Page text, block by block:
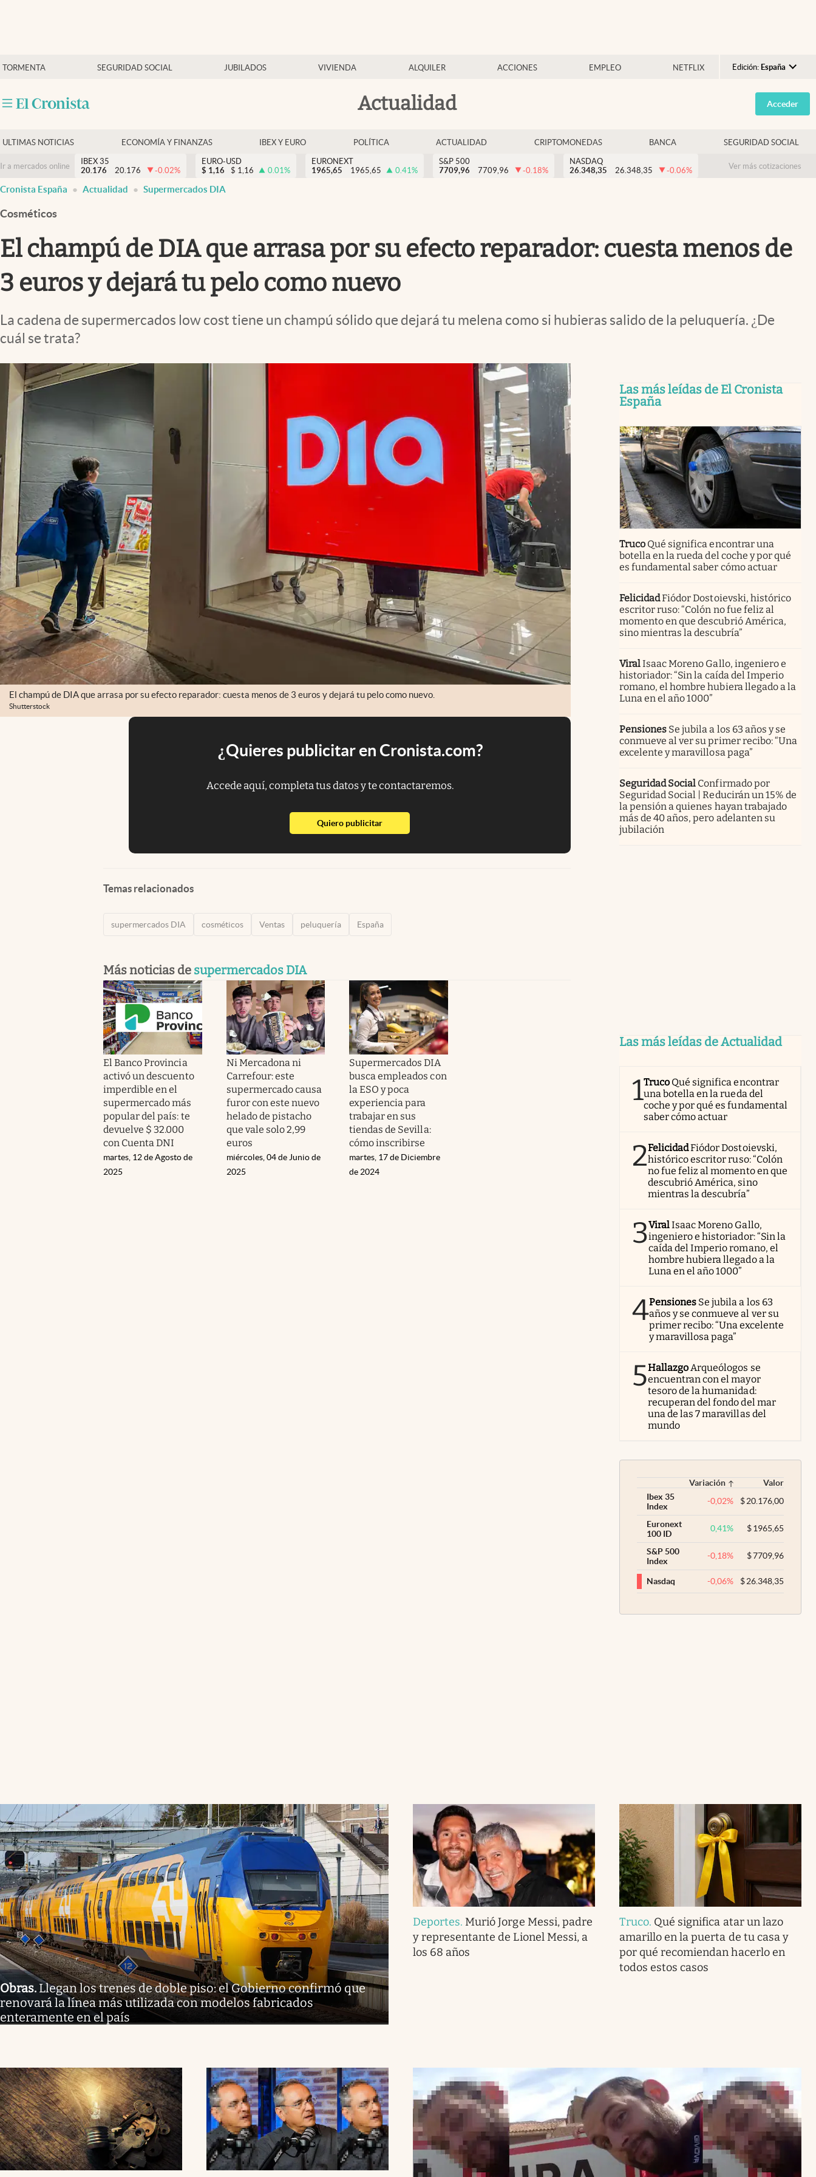
TORMENTA SEGURIDAD SOCIAL JUBILADOS VIVIENDA ALQUILER ACCIONES EMPLEO NETFLIX Edición: España
Argentina
España
USA
Colombia
Actualidad
Economía y finanzas
Criptomonedas
Acceder
ULTIMAS NOTICIAS ECONOMÍA Y FINANZAS IBEX Y EURO POLÍTICA ACTUALIDAD CRIPTOMONEDAS BANCA SEGURIDAD SOCIAL
Ir a mercados online
IBEX 35
20.176
20.176 -0.02%
EURO-USD
$ 1,16 $ 1,16 0.01%
EURONEXT
1965,65
1965,65 0.41%
S&P 500
7709,96
7709,96 -0.18%
NASDAQ
26.348,35
26.348,35 -0.06% Ver más cotizaciones
Cronista España Actualidad Supermercados DIA
Cosméticos
El champú de DIA que arrasa por su efecto reparador: cuesta menos de
3 euros y dejará tu pelo como nuevo
La cadena de supermercados low cost tiene un champú sólido que dejará tu melena como si hubieras salido de la peluquería. ¿De
cuál se trata?
El champú de DIA que arrasa por su efecto reparador: cuesta menos de 3 euros y dejará tu pelo como nuevo.
Shutterstock
¿Quieres publicitar en Cronista.com?
Accede aquí, completa tus datos y te contactaremos.
Quiero publicitarabre en nueva pestaña
Temas relacionados
supermercados DIA cosméticos Ventas peluquería España
Más noticias de supermercados DIA
El Banco Provincia
activó un descuento
imperdible en el
supermercado más
popular del país: te
devuelve $ 32.000
con Cuenta DNI
martes, 12 de Agosto de
2025
Ni Mercadona ni
Carrefour: este
supermercado causa
furor con este nuevo
helado de pistacho
que vale solo 2,99
euros
miércoles, 04 de Junio de
2025
Supermercados DIA
busca empleados con
la ESO y poca
experiencia para
trabajar en sus
tiendas de Sevilla:
cómo inscribirse
martes, 17 de Diciembre
de 2024
Las más leídas de El Cronista
España
Truco Qué significa encontrar una
botella en la rueda del coche y por qué
es fundamental saber cómo actuar
FelicidadFiódor Dostoievski, histórico
escritor ruso: “Colón no fue feliz al
momento en que descubrió América,
sino mientras la descubría”
ViralIsaac Moreno Gallo, ingeniero e
historiador: “Sin la caída del Imperio
romano, el hombre hubiera llegado a la
Luna en el año 1000”
Pensiones Se jubila a los 63 años y se
conmueve al ver su primer recibo: “Una
excelente y maravillosa paga”
Seguridad Social Confirmado por
Seguridad Social | Reducirán un 15% de
la pensión a quienes hayan trabajado
más de 40 años, pero adelanten su
jubilación
Las más leídas de Actualidad
1Truco Qué significa encontrar
una botella en la rueda del
coche y por qué es fundamental
saber cómo actuar
2FelicidadFiódor Dostoievski,
histórico escritor ruso: “Colón
no fue feliz al momento en que
descubrió América, sino
mientras la descubría”
3ViralIsaac Moreno Gallo,
ingeniero e historiador: “Sin la
caída del Imperio romano, el
hombre hubiera llegado a la
Luna en el año 1000”
4Pensiones Se jubila a los 63
años y se conmueve al ver su
primer recibo: “Una excelente
y maravillosa paga”
5HallazgoArqueólogos se
encuentran con el mayor
tesoro de la humanidad:
recuperan del fondo del mar
una de las 7 maravillas del
mundo
Variación
Valor
Ibex 35
Index
-0,02% $20.176,00
Euronext
100 ID
0,41% $1965,65
S&P 500
Index
-0,18% $7709,96
Nasdaq -0,06% $26.348,35
Obras. Llegan los trenes de doble piso: el Gobierno confirmó que
renovará la línea más utilizada con modelos fabricados
enteramente en el país
Deportes. Murió Jorge Messi, padre
y representante de Lionel Messi, a
los 68 años
Truco. Qué significa atar un lazo
amarillo en la puerta de tu casa y
por qué recomiendan hacerlo en
todos estos casos